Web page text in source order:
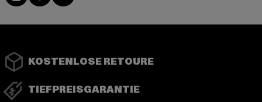
KOSTENLOSE RETOURE
TIEFPREISGARANTIE